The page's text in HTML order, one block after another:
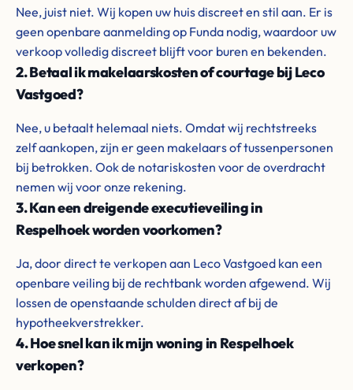
Nee, juist niet. Wij kopen uw huis discreet en stil aan. Er is
geen openbare aanmelding op Funda nodig, waardoor uw
verkoop volledig discreet blijft voor buren en bekenden.
2. Betaal ik makelaarskosten of courtage bij Leco
Vastgoed?
Nee, u betaalt helemaal niets. Omdat wij rechtstreeks
zelf aankopen, zijn er geen makelaars of tussenpersonen
bij betrokken. Ook de notariskosten voor de overdracht
nemen wij voor onze rekening.
3. Kan een dreigende executieveiling in
Respelhoek worden voorkomen?
Ja, door direct te verkopen aan Leco Vastgoed kan een
openbare veiling bij de rechtbank worden afgewend. Wij
lossen de openstaande schulden direct af bij de
hypotheekverstrekker.
4. Hoe snel kan ik mijn woning in Respelhoek
verkopen?